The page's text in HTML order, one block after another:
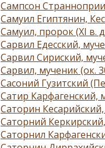
Сампсон
Самуил Египтянин,
Самуил, пророк (ХI в.
Сарвил Едесский,
Сарвил Сириский,
Сарвил, мученик (ок.
Сасоний Гузитский
Сатир Карфагенский,
Саторин
Саторний
Саторнил